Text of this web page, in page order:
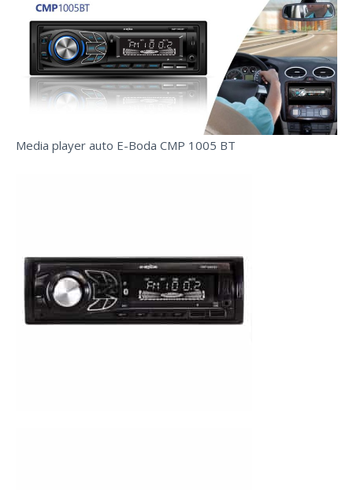
Media player auto E-Boda CMP 1005 BT